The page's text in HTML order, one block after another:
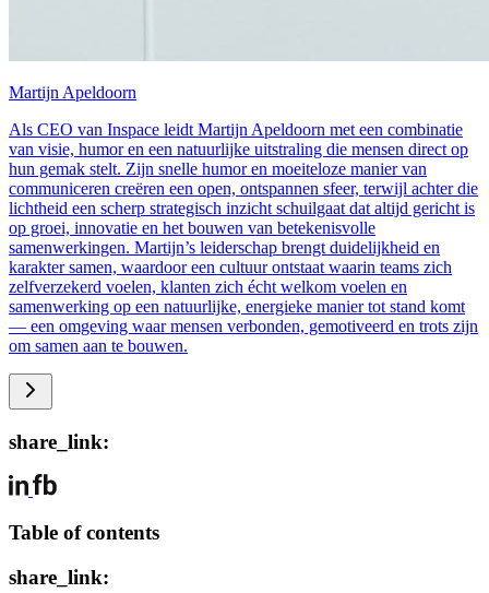
Martijn Apeldoorn
Als CEO van Inspace leidt Martijn Apeldoorn met een combinatie
van visie, humor en een natuurlijke uitstraling die mensen direct op
hun gemak stelt. Zijn snelle humor en moeiteloze manier van
communiceren creëren een open, ontspannen sfeer, terwijl achter die
lichtheid een scherp strategisch inzicht schuilgaat dat altijd gericht is
op groei, innovatie en het bouwen van betekenisvolle
samenwerkingen. Martijn’s leiderschap brengt duidelijkheid en
karakter samen, waardoor een cultuur ontstaat waarin teams zich
zelfverzekerd voelen, klanten zich écht welkom voelen en
samenwerking op een natuurlijke, energieke manier tot stand komt
— een omgeving waar mensen verbonden, gemotiveerd en trots zijn
om samen aan te bouwen.
share_link:
Table of contents
share_link: